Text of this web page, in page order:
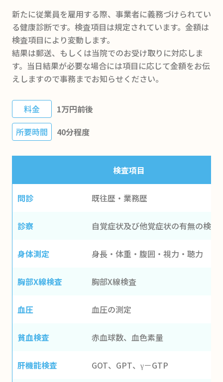
新たに従業員を雇用する際、事業者に義務づけられてい
る健康診断です。検査項目は規定されています。金額は
検査項目により変動します。
結果は郵送、もしくは当院でのお受け取りに対応しま
す。当日結果が必要な場合には項目に応じて金額をお伝
えしますので事務までお知らせください。
料金
1万円前後
所要時間
40分程度
検査項目
問診 既往歴・業務歴
診察 自覚症状及び他覚症状の有無の検査
身体測定 身長・体重・腹囲・視力・聴力
胸部X線検査 胸部X線検査
血圧 血圧の測定
貧血検査 赤血球数、血色素量
肝機能検査 GOT、GPT、γ－GTP